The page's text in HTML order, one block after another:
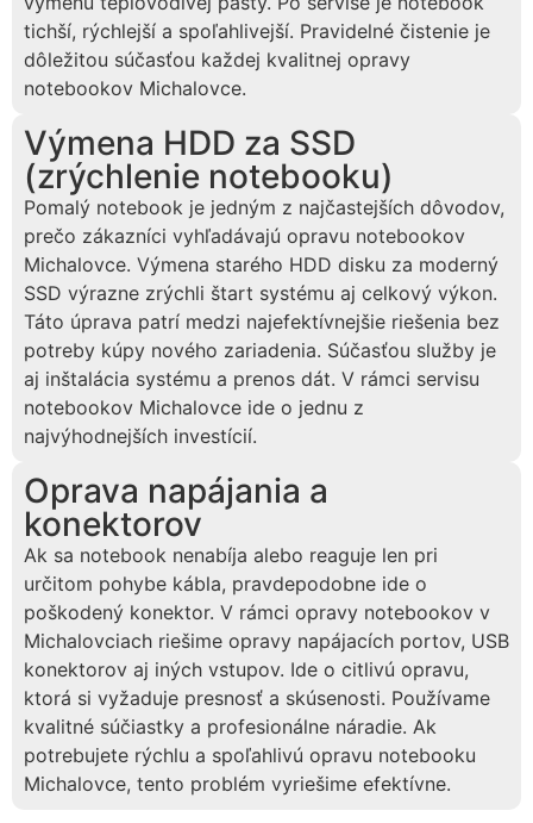
tichší, rýchlejší a spoľahlivejší. Pravidelné čistenie je
dôležitou súčasťou každej kvalitnej opravy
notebookov Michalovce.
Výmena HDD za SSD
(zrýchlenie notebooku)
Pomalý notebook je jedným z najčastejších dôvodov,
prečo zákazníci vyhľadávajú opravu notebookov
Michalovce. Výmena starého HDD disku za moderný
SSD výrazne zrýchli štart systému aj celkový výkon.
Táto úprava patrí medzi najefektívnejšie riešenia bez
potreby kúpy nového zariadenia. Súčasťou služby je
aj inštalácia systému a prenos dát. V rámci servisu
notebookov Michalovce ide o jednu z
najvýhodnejších investícií.
Oprava napájania a
konektorov
Ak sa notebook nenabíja alebo reaguje len pri
určitom pohybe kábla, pravdepodobne ide o
poškodený konektor. V rámci opravy notebookov v
Michalovciach riešime opravy napájacích portov, USB
konektorov aj iných vstupov. Ide o citlivú opravu,
ktorá si vyžaduje presnosť a skúsenosti. Používame
kvalitné súčiastky a profesionálne náradie. Ak
potrebujete rýchlu a spoľahlivú opravu notebooku
Michalovce, tento problém vyriešime efektívne.